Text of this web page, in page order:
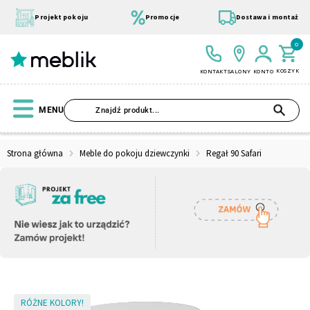
treści
Projekt pokoju Promocje Dostawa i montaż
KONTAKTSALONY KONTO KOSZYK
0
MENU
Strona główna Meble do pokoju dziewczynki Regał 90 Safari
SkipRÓŻNE KOLORY!
Wszystkie Kolekcje Modułowe
Szafa Łóżko
Materace Pufy